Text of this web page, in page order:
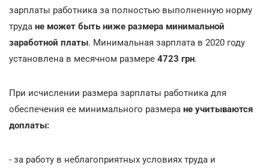
зарплаты работника за полностью выполненную норму
труда не может быть ниже размера минимальной
заработной платы. Минимальная зарплата в 2020 году
установлена в месячном размере 4723 грн.
При исчислении размера зарплаты работника для
обеспечения ее минимального размера не учитываются
доплаты:
- за работу в неблагоприятных условиях труда и